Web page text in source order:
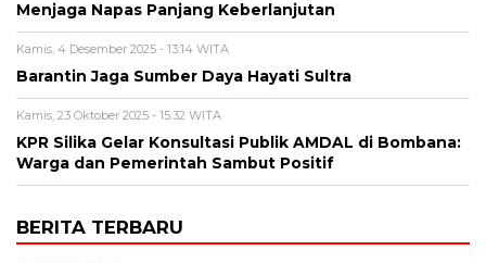
Menjaga Napas Panjang Keberlanjutan
Kamis, 4 Desember 2025 - 13:14 WITA
Barantin Jaga Sumber Daya Hayati Sultra
Kamis, 23 Oktober 2025 - 15:32 WITA
KPR Silika Gelar Konsultasi Publik AMDAL di Bombana:
Warga dan Pemerintah Sambut Positif
BERITA TERBARU